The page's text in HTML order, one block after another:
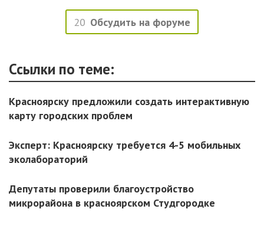
20 Обсудить на форуме
Ссылки по теме:
Красноярску предложили создать интерактивную
карту городских проблем
Эксперт: Красноярску требуется 4-5 мобильных
эколабораторий
Депутаты проверили благоустройство
микрорайона в красноярском Студгородке